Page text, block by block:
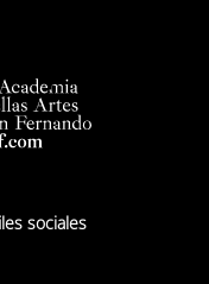
sociales